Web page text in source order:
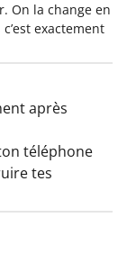
On la change en
c’est exactement
après
téléphone
tes